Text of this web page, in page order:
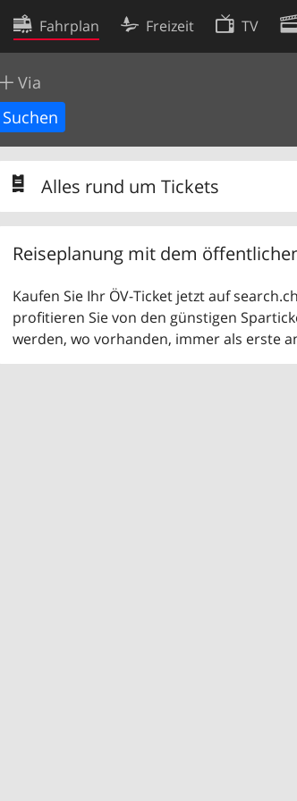
Fahrplan Freizeit TV
Via
Alles rund um Tickets
Reiseplanung mit dem
Kaufen Sie Ihr ÖV-Ticket jetzt auf
profitieren Sie von den günstigen
werden, wo vorhanden, immer als erste
Cookie-Einstellungen